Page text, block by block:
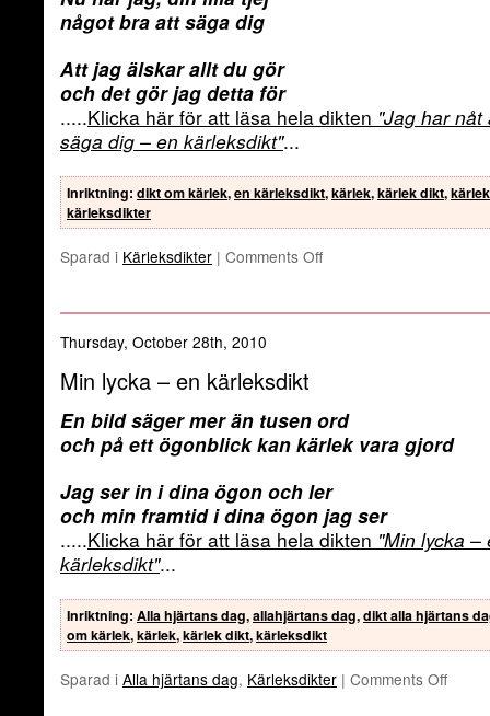
något bra att säga dig
Att jag älskar allt du gör
och det gör jag detta för
.....Klicka här för att läsa hela dikten "Jag har nåt
säga dig – en kärleksdikt"...
Inriktning: dikt om kärlek,en kärleksdikt,kärlek,kärlek dikt,
kärleksdikter
Sparad i Kärleksdikter | Comments Off
Thursday, October 28th, 2010
Min lycka – en kärleksdikt
En bild säger mer än tusen ord
och på ett ögonblick kan kärlek vara gjord
Jag ser in i dina ögon och ler
och min framtid i dina ögon jag ser
.....Klicka här för att läsa hela dikten "Min lycka –
kärleksdikt"...
Inriktning: Alla hjärtans dag,allahjärtans dag,dikt alla hjärtans
om kärlek,kärlek,kärlek dikt,kärleksdikt
Sparad i Alla hjärtans dag, Kärleksdikter | Comments Off